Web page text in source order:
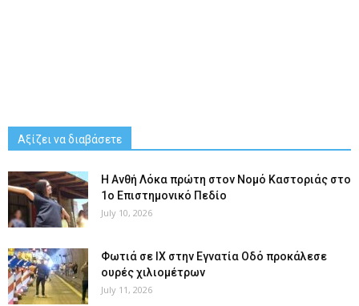
Αξίζει να διαβάσετε
Η Ανθή Λόκα πρώτη στον Νομό Καστοριάς στο
1ο Επιστημονικό Πεδίο
July 10, 2026
Φωτιά σε ΙΧ στην Εγνατία Οδό προκάλεσε
ουρές χιλιομέτρων
July 11, 2026